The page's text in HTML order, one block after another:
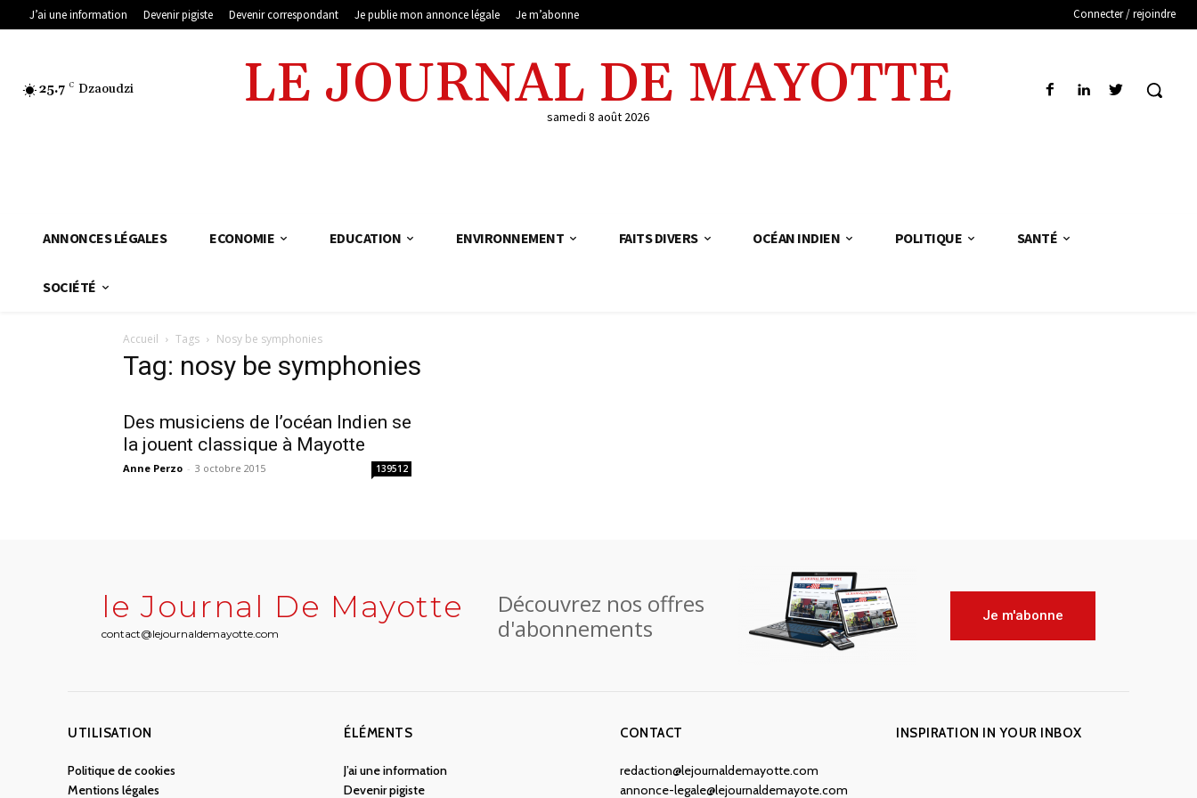
J’ai une information Devenir pigiste Devenir correspondant Je publie mon annonce légale Je m’abonne Connecter / rejoindre
25.7 C Dzaoudzi LE JOURNAL DE MAYOTTE
samedi 8 août 2026
ANNONCES LÉGALES ECONOMIE EDUCATION ENVIRONNEMENT FAITS DIVERS OCÉAN INDIEN POLITIQUE SANTÉ
SOCIÉTÉ
Accueil Tags Nosy be symphonies
Tag: nosy be symphonies
Des musiciens de l’océan Indien se
la jouent classique à Mayotte
Anne Perzo - 3 octobre 2015 139512
le Journal De Mayotte
contact@lejournaldemayotte.com
Découvrez nos offres
d'abonnements
Je m'abonne
UTILISATION
Politique de cookies
Mentions légales
ÉLÉMENTS
J’ai une information
Devenir pigiste
CONTACT
redaction@lejournaldemayotte.com
annonce-legale@lejournaldemayote.com
INSPIRATION IN YOUR INBOX